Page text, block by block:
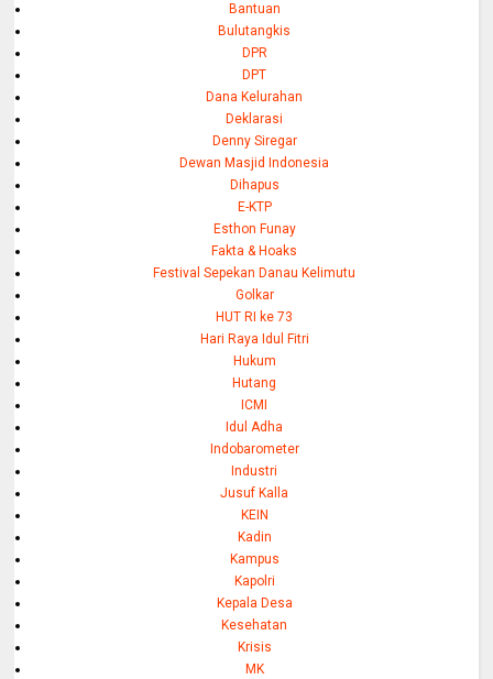
Bantuan
Bulutangkis
DPR
DPT
Dana Kelurahan
Deklarasi
Denny Siregar
Dewan Masjid Indonesia
Dihapus
E-KTP
Esthon Funay
Fakta & Hoaks
Festival Sepekan Danau Kelimutu
Golkar
HUT RI ke 73
Hari Raya Idul Fitri
Hukum
Hutang
ICMI
Idul Adha
Indobarometer
Industri
Jusuf Kalla
KEIN
Kadin
Kampus
Kapolri
Kepala Desa
Kesehatan
Krisis
MK